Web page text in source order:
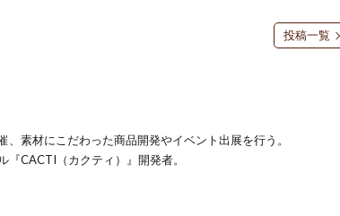
投稿一覧
素材にこだわった商品開発やイベント出展を行う。
CACTI（カクティ）』開発者。